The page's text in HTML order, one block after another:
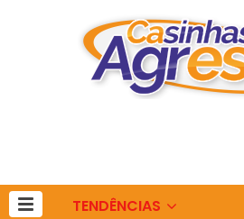
TENDÊNCIAS